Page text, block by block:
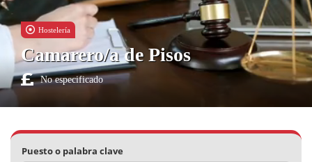
Hostelería
Camarero/a de Pisos
No especificado
Puesto o palabra clave